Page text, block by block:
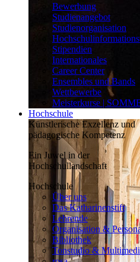
Bewerbung
Studienangebot
Studienorganisation
Stipendien
Internationales
Career Center
Ensembles und Bands
Wettbewerbe
Meisterkurse |
Hochschule
Künstlerische Exzellenz und
pädagogische Kompetenz
Ein Juwel in der
Hochschullandschaft
Hochschule
Über uns
Das Katharinenstift
Lehrende
Organisation &
Bibliothek
Tonstudio &